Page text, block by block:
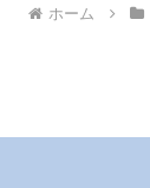
ホーム